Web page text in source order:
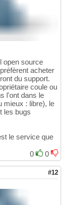
open source
acheter
du support.
coule ou
l'ont dans le
mieux : libre), le
les bugs
le service que
0
0
#12